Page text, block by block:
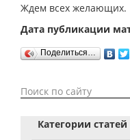
Ждем всех желающих.
Дата публикации
Поделиться…
Категории статей